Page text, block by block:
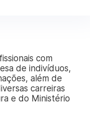
com
de indivíduos,
além de
carreiras
e do Ministério